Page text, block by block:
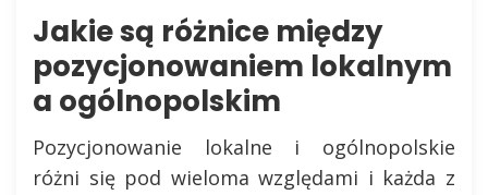
Jakie są różnice między
pozycjonowaniem lokalnym
a ogólnopolskim
Pozycjonowanie lokalne i ogólnopolskie
różni się pod wieloma względami i każda z